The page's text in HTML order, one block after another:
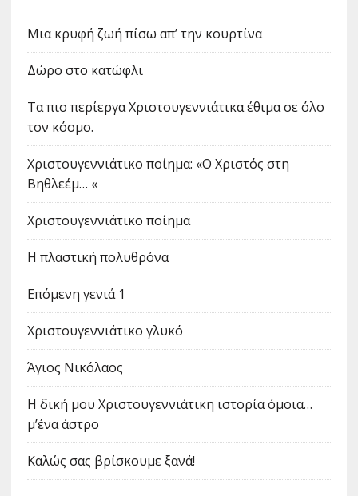
Μια κρυφή ζωή πίσω απ’ την κουρτίνα
Δώρο στο κατώφλι
Τα πιο περίεργα Χριστουγεννιάτικα έθιμα σε όλο
τον κόσμο.
Χριστουγεννιάτικο ποίημα: «Ο Χριστός στη
Βηθλεέμ… «
Χριστουγεννιάτικο ποίημα
Η πλαστική πολυθρόνα
Επόμενη γενιά 1
Χριστουγεννιάτικο γλυκό
Άγιος Νικόλαος
Η δική μου Χριστουγεννιάτικη ιστορία όμοια…
μ’ένα άστρο
Καλώς σας βρίσκουμε ξανά!